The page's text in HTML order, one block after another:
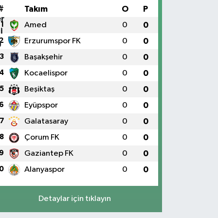
Takım O P
1 Amed 0 0
Erzurumspor FK 0 0
3 Başakşehir 0 0
Kocaelispor 0 0
5 Beşiktaş 0 0
Eyüpspor 0 0
7 Galatasaray 0 0
8 Çorum FK 0 0
Gaziantep FK 0 0
Alanyaspor 0 0
Detaylar için tıklayın